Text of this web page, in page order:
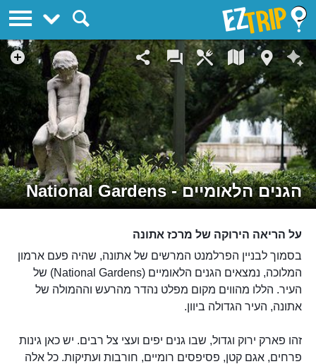
הגנים הלאומיים - National Gardens
על הריאה הירוקה של מרכז אתונה
בסמוך לבניין הפרלמנט המרשים של אתונה, שהיה פעם ארמון
המלוכה, נמצאים הגנים הלאומיים (National Gardens) של
העיר. הללו מהווים מקום מפלט נהדר מהרעש וההמולה של
אתונה, העיר הגדולה ביוון.
זהו פארק ירוק וגדול, שבו גנים יפים ועצי צל רבים. יש כאן גינות
פרחים, אגם קטן, פסיפסים רומיים, חורבות ועתיקות. כל אלה
EZTrip